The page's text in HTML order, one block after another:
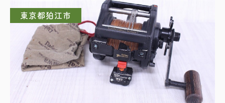
東京都狛江市